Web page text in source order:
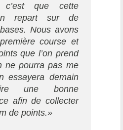
c’est que cette
repart sur de
Nous avons
course et
que l’on prend
ne pourra pas me
essayera demain
une bonne
afin de collecter
de points.»